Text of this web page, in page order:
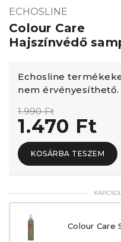
ECHOSLINE
Colour Care
Hajszínvédő
Echosline
nem érvényesíthető.
1.990 Ft
1.470 Ft
KOSÁRBA TESZEM
Colour Care